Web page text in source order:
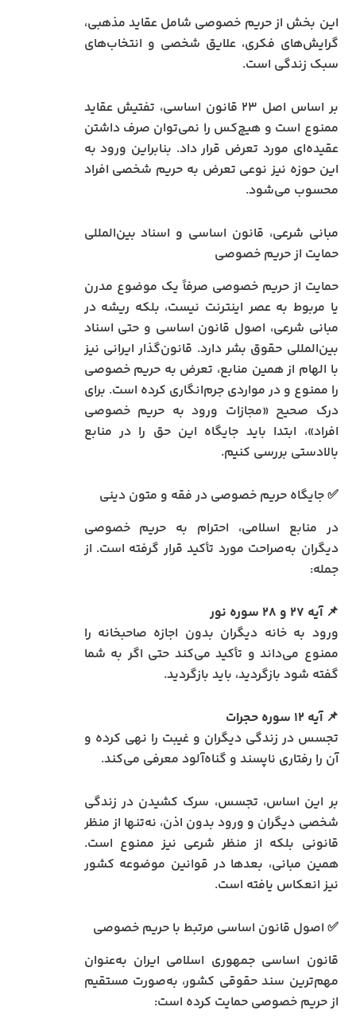
این بخش از حریم خصوصی شامل عقاید مذهبی،
گرایش‌های فکری، علایق شخصی و انتخاب‌های
سبک زندگی است.
بر اساس اصل ۲۳ قانون اساسی، تفتیش عقاید
ممنوع است و هیچ‌کس را نمی‌توان صرف داشتن
عقیده‌ای مورد تعرض قرار داد. بنابراین ورود به
این حوزه نیز نوعی تعرض به حریم شخصی افراد
محسوب می‌شود.
مبانی شرعی، قانون اساسی و اسناد بین‌المللی
حمایت از حریم خصوصی
حمایت از حریم خصوصی صرفاً یک موضوع مدرن
یا مربوط به عصر اینترنت نیست، بلکه ریشه در
مبانی شرعی، اصول قانون اساسی و حتی اسناد
بین‌المللی حقوق بشر دارد. قانون‌گذار ایرانی نیز
با الهام از همین منابع، تعرض به حریم خصوصی
را ممنوع و در مواردی جرم‌انگاری کرده است. برای
درک صحیح «مجازات ورود به حریم خصوصی
افراد»، ابتدا باید جایگاه این حق را در منابع
بالادستی بررسی کنیم.
✅ جایگاه حریم خصوصی در فقه و متون دینی
در منابع اسلامی، احترام به حریم خصوصی
دیگران به‌صراحت مورد تأکید قرار گرفته است. از
جمله:
📌آیه ۲۷ و ۲۸ سوره نور
ورود به خانه دیگران بدون اجازه صاحبخانه را
ممنوع می‌داند و تأکید می‌کند حتی اگر به شما
گفته شود بازگردید، باید بازگردید.
📌آیه ۱۲ سوره حجرات
تجسس در زندگی دیگران و غیبت را نهی کرده و
آن را رفتاری ناپسند و گناه‌آلود معرفی می‌کند.
بر این اساس، تجسس، سرک کشیدن در زندگی
شخصی دیگران و ورود بدون اذن، نه‌تنها از منظر
قانونی بلکه از منظر شرعی نیز ممنوع است.
همین مبانی، بعدها در قوانین موضوعه کشور
نیز انعکاس یافته است.
✅ اصول قانون اساسی مرتبط با حریم خصوصی
قانون اساسی جمهوری اسلامی ایران به‌عنوان
مهم‌ترین سند حقوقی کشور، به‌صورت مستقیم
از حریم خصوصی حمایت کرده است: